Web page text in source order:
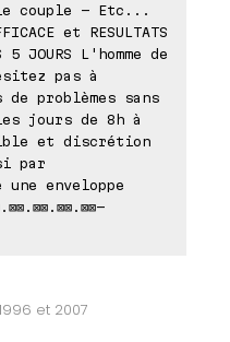
couple - Etc...
et RESULTATS
5 JOURS L'homme de
pas à
problèmes sans
jours de 8h à
et discrétion
par
enveloppe
et 2007